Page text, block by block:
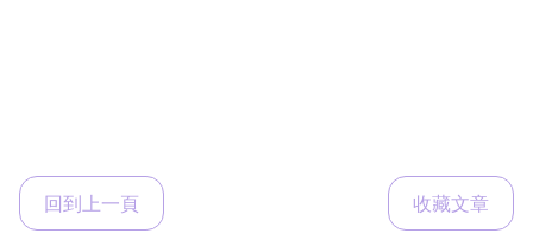
回到上一頁 收藏文章